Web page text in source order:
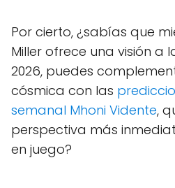
Por cierto, ¿sabías que
Miller ofrece una visión a
2026, puedes
cósmica con las
semanal Mhoni Vidente,
perspectiva más
en juego?